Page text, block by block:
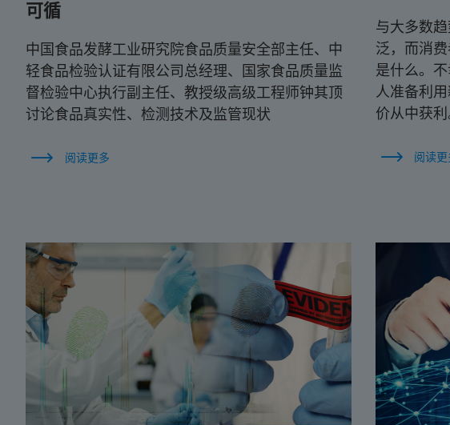
可循
中国食品发酵工业研究院食品质量安全部主任、中
轻食品检验认证有限公司总经理、国家食品质量监
督检验中心执行副主任、教授级高级工程师钟其顶
讨论食品真实性、检测技术及监管现状
阅读更多
与大多数
泛，而消
是什么。
人准备利
价从中获利
阅读更